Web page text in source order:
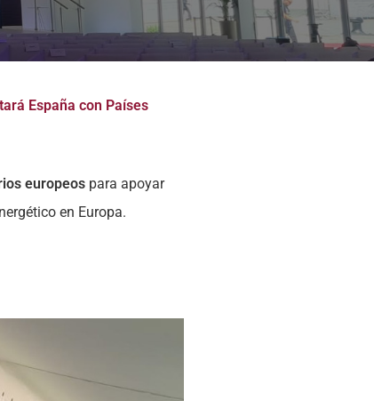
España con Países
europeos para apoyar
en Europa.